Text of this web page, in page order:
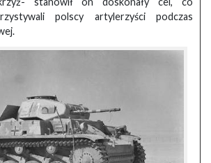
polscy artylerzyści podczas